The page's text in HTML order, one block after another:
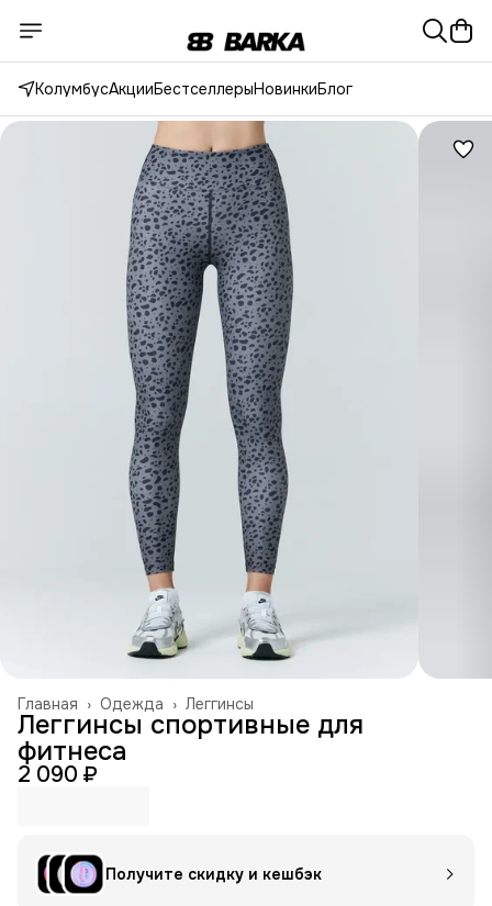
КолумбусАкцииБестселлерыНовинкиБлог
Леггинсы
Одежда ›
Главная ›
Леггинсы спортивные для
фитнеса
2 090 ₽
Получите скидку и кешбэк